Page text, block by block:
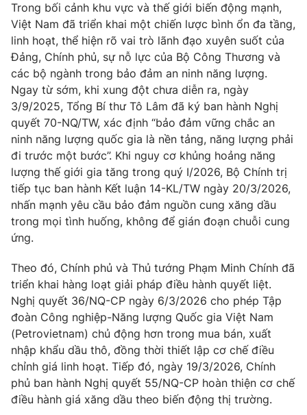
Góc doanh nghiệp
Truyền hình
Phim VTV
Hậu trường
Nhân vật
Khán giả
Giải sao mai
Giải trí
Điện ảnh
Âm nhạc
Sao
Đời sống
Du lịch
Làm đẹp
Chất lượng cuộc sống
Giáo dục
Tuyển sinh
Học trực tuyến
Công nghệ
Hitech Công nghệ tương lai
Sản phẩm
Tư vấn
Giao lưu trực tuyến
Chuyên mục khác
Emagazine Podcast
Photo Infographic
Video Shorts video
Trong bối cảnh khu vực và thế giới biến động mạnh,
Việt Nam đã triển khai một chiến lược bình ổn đa tầng,
linh hoạt, thể hiện rõ vai trò lãnh đạo xuyên suốt của
Đảng, Chính phủ, sự nỗ lực của Bộ Công Thương và
các bộ ngành trong bảo đảm an ninh năng lượng.
Ngay từ sớm, khi xung đột chưa diễn ra, ngày
3/9/2025, Tổng Bí thư Tô Lâm đã ký ban hành Nghị
quyết 70-NQ/TW, xác định “bảo đảm vững chắc an
ninh năng lượng quốc gia là nền tảng, năng lượng phải
đi trước một bước”. Khi nguy cơ khủng hoảng năng
lượng thế giới gia tăng trong quý I/2026, Bộ Chính trị
tiếp tục ban hành Kết luận 14-KL/TW ngày 20/3/2026,
nhấn mạnh yêu cầu bảo đảm nguồn cung xăng dầu
trong mọi tình huống, không để gián đoạn chuỗi cung
ứng.
Theo đó, Chính phủ và Thủ tướng Phạm Minh Chính đã
triển khai hàng loạt giải pháp điều hành quyết liệt.
Nghị quyết 36/NQ-CP ngày 6/3/2026 cho phép Tập
đoàn Công nghiệp-Năng lượng Quốc gia Việt Nam
(Petrovietnam) chủ động hơn trong mua bán, xuất
nhập khẩu dầu thô, đồng thời thiết lập cơ chế điều
chỉnh giá linh hoạt. Tiếp đó, ngày 19/3/2026, Chính
phủ ban hành Nghị quyết 55/NQ-CP hoàn thiện cơ chế
điều hành giá xăng dầu theo biến động thị trường.